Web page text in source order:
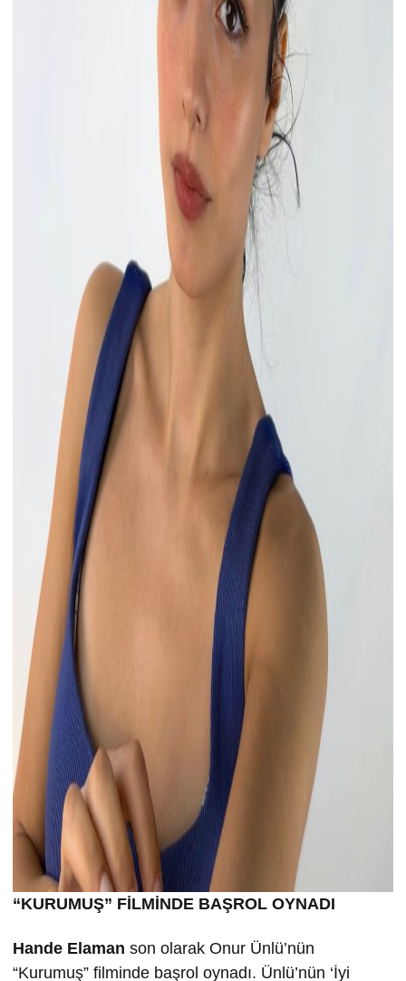
“KURUMUŞ” FİLMİNDE BAŞROL OYNADI
Hande Elaman son olarak Onur Ünlü’nün
“Kurumuş” filminde başrol oynadı. Ünlü’nün ‘İyi